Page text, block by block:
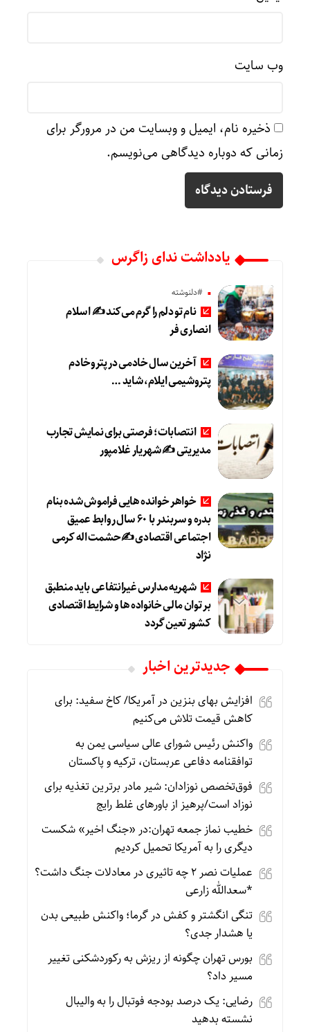
وب‌ سایت
ذخیره نام، ایمیل و وبسایت من در مرورگر برای
زمانی که دوباره دیدگاهی می‌نویسم.
یادداشت ندای زاگرس
#دلنوشته
نام تو دلم را گرم می‌کند ✍️ اسلام
انصاری فر
آخرین سال خادمی در پتروخادم
پتروشیمی ایلام، شاید …
انتصابات؛ فرصتی برای نمایش تجارب
مدیریتی ✍ شهریار غلامپور
خواهر خوانده هایی فراموش شده بنام
بدره و سربندر با ۶۰ سال روابط عمیق
اجتماعی اقتصادی ✍حشمت اله کرمی
نژاد
شهریه مدارس غیرانتفاعی باید منطبق
بر توان مالی خانواده ها و شرایط اقتصادی
کشور تعین گردد
جديدترين اخبار
افزایش بهای بنزین در آمریکا/ کاخ سفید: برای
کاهش قیمت تلاش می‌کنیم
واکنش رئیس شورای عالی سیاسی یمن به
توافقنامه دفاعی عربستان، ترکیه و پاکستان
فوق‌تخصص نوزادان: شیر مادر برترین تغذیه برای
نوزاد است/پرهیز از باورهای غلط رایج
خطیب نماز جمعه تهران:در «جنگ اخیر» شکست
دیگری را به آمریکا تحمیل کردیم
عملیات نصر ۲ چه تاثیری در معادلات جنگ داشت؟
*سعدالله زارعی
تنگی انگشتر و کفش در گرما؛ واکنش طبیعی بدن
یا هشدار جدی؟
بورس تهران چگونه از ریزش به رکوردشکنی تغییر
مسیر داد؟
رضایی: یک درصد بودجه فوتبال را به والیبال
نشسته بدهید